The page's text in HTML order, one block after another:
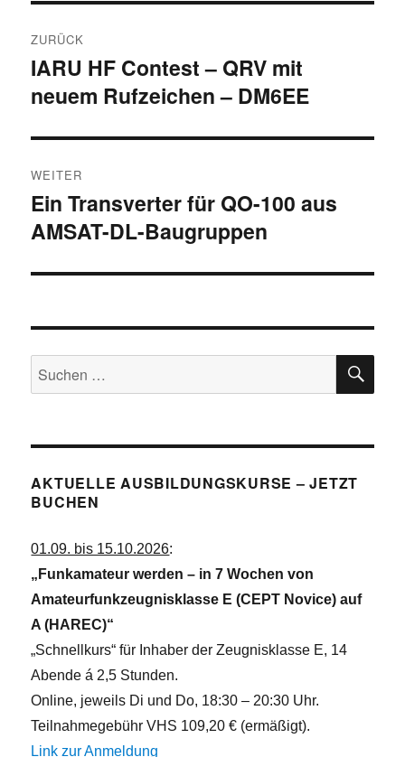
ZURÜCK
Vorheriger
Beitrag:
IARU HF Contest – QRV mit
neuem Rufzeichen – DM6EE
WEITER
Nächster
Beitrag:
Ein Transverter für QO-100 aus
AMSAT-DL-Baugruppen
Suchen
nach:
AKTUELLE AUSBILDUNGSKURSE – JETZT
BUCHEN
01.09. bis 15.10.2026:
„Funkamateur werden – in 7 Wochen von
Amateurfunkzeugnisklasse E (CEPT Novice) auf
A (HAREC)“
„Schnellkurs“ für Inhaber der Zeugnisklasse E, 14
Abende á 2,5 Stunden.
Online, jeweils Di und Do, 18:30 – 20:30 Uhr.
Teilnahmegebühr VHS 109,20 € (ermäßigt).
Link zur Anmeldung